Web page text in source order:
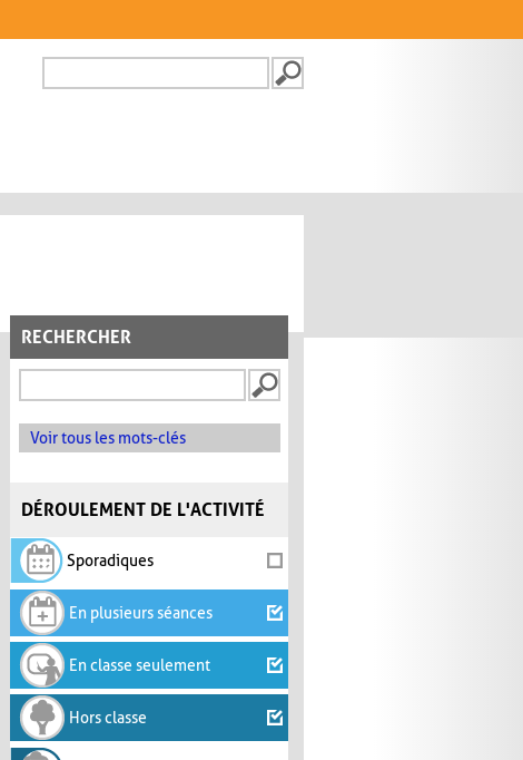
FORMULAIRE DE
RECHERCHER
Voir tous les mots-clés
DÉROULEMENT DE L'ACTIVITÉ
Sporadiques
En plusieurs séances
En classe seulement
Hors classe